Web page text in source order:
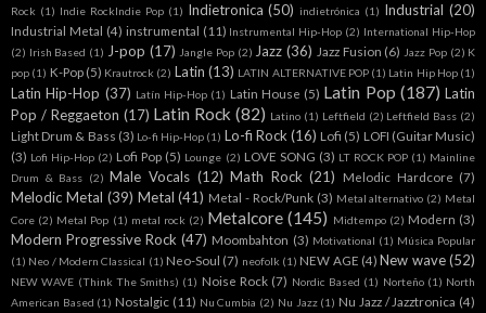
Rock (1) Indie RockIndie Pop (1) Indietronica (50) indietrónica (1) Industrial (20)
Industrial Metal (4) instrumental (11) Instrumental Hip-Hop (2) International Hip-Hop
(2) Irish Based (1) J-pop (17) Jangle Pop (2) Jazz (36) Jazz Fusion (6) Jazz Pop (2) K
pop (1) K-Pop (5) Krautrock (2) Latin (13) LATIN ALTERNATIVE POP (1) Latin Hip Hop (1)
Latin Hip-Hop (37) Latín Hip-Hop (1) Latin House (5) Latin Pop (187) Latin
Pop / Reggaeton (17) Latin Rock (82) Latino (1) Leftfield (2) Leftfield Bass (2)
Light Drum & Bass (3) Lo-fi Hip-Hop (1) Lo-fi Rock (16) Lofi (5) LOFI (Guitar Music)
(3) Lofi Hip-Hop (2) Lofi Pop (5) Lounge (2) LOVE SONG (3) LT ROCK POP (1) Mainline
Drum & Bass (2) Male Vocals (12) Math Rock (21) Melodic Hardcore (7)
Melodic Metal (39) Metal (41) Metal - Rock/Punk (3) Metal alternativo (2) Metal
Core (2) Metal Pop (1) metal rock (2) Metalcore (145) Midtempo (2) Modern (3)
Modern Progressive Rock (47) Moombahton (3) Motivational (1) Música Popular
(1) Neo / Modern Classical (1) Neo-Soul (7) neofolk (1) NEW AGE (4) New wave (52)
NEW WAVE (Think The Smiths) (1) Noise Rock (7) Nordic Based (1) Norteño (1) North
American Based (1) Nostalgic (11) Nu Cumbia (2) Nu Jazz (1) Nu Jazz / Jazztronica (4)